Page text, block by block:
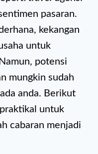
pasaran.
kekangan
untuk
potensi
mungkin sudah
anda. Berikut
untuk
cabaran menjadi